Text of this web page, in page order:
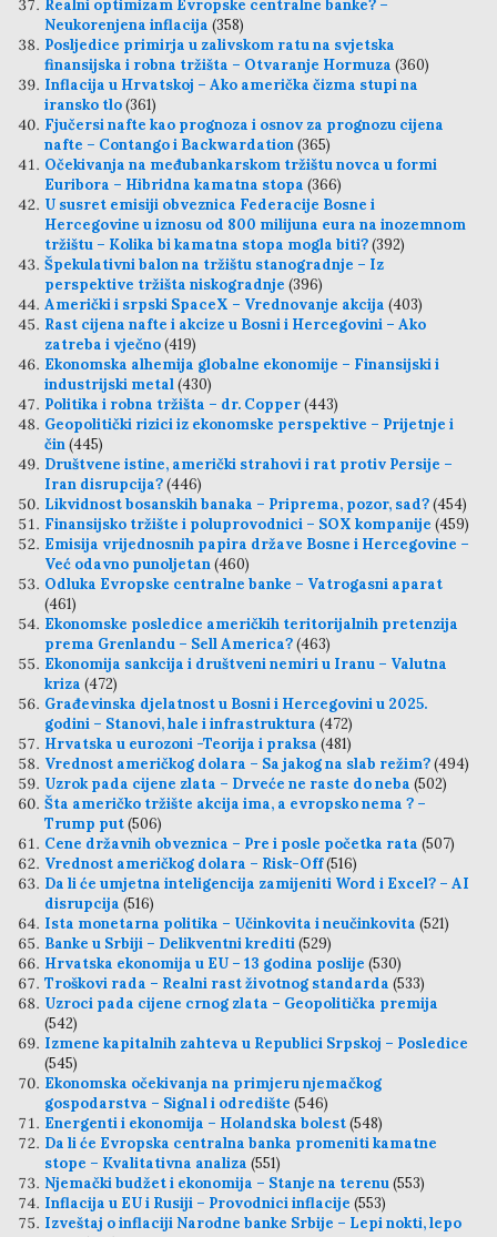
Realni optimizam Evropske centralne banke? –
Neukorenjena inflacija (358)
Posljedice primirja u zalivskom ratu na svjetska
finansijska i robna tržišta – Otvaranje Hormuza (360)
Inflacija u Hrvatskoj – Ako američka čizma stupi na
iransko tlo(361)
Fjučersi nafte kao prognoza i osnov za prognozu cijena
nafte – Contango i Backwardation(365)
Očekivanja na međubankarskom tržištu novca u formi
Euribora – Hibridna kamatna stopa (366)
U susret emisiji obveznica Federacije Bosne i
Hercegovine u iznosu od 800 milijuna eura na inozemnom
tržištu – Kolika bi kamatna stopa mogla biti?(392)
Špekulativni balon na tržištu stanogradnje – Iz
perspektive tržišta niskogradnje (396)
Američki i srpski SpaceX – Vrednovanje akcija (403)
Rast cijena nafte i akcize u Bosni i Hercegovini – Ako
zatreba i vječno(419)
Ekonomska alhemija globalne ekonomije – Finansijski i
industrijski metal(430)
Politika i robna tržišta – dr. Copper(443)
Geopolitički rizici iz ekonomske perspektive – Prijetnje i
čin(445)
Društvene istine, američki strahovi i rat protiv Persije –
Iran disrupcija?(446)
Likvidnost bosanskih banaka – Priprema, pozor, sad?(454)
Finansijsko tržište i poluprovodnici – SOX kompanije (459)
Emisija vrijednosnih papira države Bosne i Hercegovine –
Već odavno punoljetan(460)
Odluka Evropske centralne banke – Vatrogasni aparat
(461)
Ekonomske posledice američkih teritorijalnih pretenzija
prema Grenlandu – Sell America?(463)
Ekonomija sankcija i društveni nemiri u Iranu – Valutna
kriza (472)
Građevinska djelatnost u Bosni i Hercegovini u 2025.
godini – Stanovi, hale i infrastruktura (472)
Hrvatska u eurozoni -Teorija i praksa (481)
Vrednost američkog dolara – Sa jakog na slab režim?(494)
Uzrok pada cijene zlata – Drveće ne raste do neba (502)
Šta američko tržište akcija ima, a evropsko nema ? –
Trump put(506)
Cene državnih obveznica – Pre i posle početka rata (507)
Vrednost američkog dolara – Risk-Off(516)
Da li će umjetna inteligencija zamijeniti Word i Excel? – AI
disrupcija (516)
Ista monetarna politika – Učinkovita i neučinkovita (521)
Banke u Srbiji – Delikventni krediti(529)
Hrvatska ekonomija u EU – 13 godina poslije (530)
Troškovi rada – Realni rast životnog standarda (533)
Uzroci pada cijene crnog zlata – Geopolitička premija
(542)
Izmene kapitalnih zahteva u Republici Srpskoj – Posledice
(545)
Ekonomska očekivanja na primjeru njemačkog
gospodarstva – Signal i odredište (546)
Energenti i ekonomija – Holandska bolest(548)
Da li će Evropska centralna banka promeniti kamatne
stope – Kvalitativna analiza (551)
Njemački budžet i ekonomija – Stanje na terenu(553)
Inflacija u EU i Rusiji – Provodnici inflacije (553)
Izveštaj o inflaciji Narodne banke Srbije – Lepi nokti, lepo